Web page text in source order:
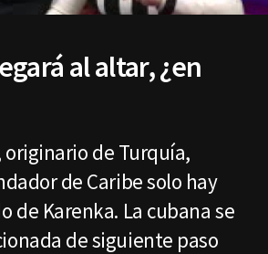
al altar, ¿en
originario de Turquía,
de Caribe solo hay
de Karenka. La cubana se
de siguiente paso